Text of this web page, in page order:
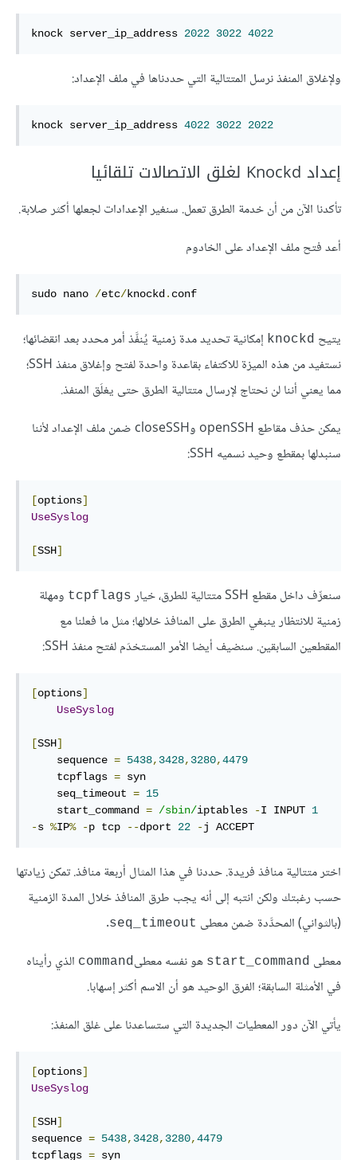
knock server_ip_address 2022 3022 4022
ولإغلاق المنفذ نرسل المتتالية التي حددناها في ملف الإعداد:
knock server_ip_address 4022 3022 2022
إعداد Knockd لغلق الاتصالات تلقائيا
تأكدنا الآن من أن خدمة الطرق تعمل. سنغير الإعدادات لجعلها أكثر صلابة.
أعد فتح ملف الإعداد على الخادوم
sudo nano /etc/knockd. conf
يتيح knockd إمكانية تحديد مدة زمنية يُنفَّذ أمر محدد بعد انقضائها؛
نستفيد من هذه الميزة للاكتفاء بقاعدة واحدة لفتح وإغلاق منفذ SSH؛
مما يعني أننا لن نحتاج لإرسال متتالية الطرق حتى يغلَق المنفذ.
يمكن حذف مقاطع openSSH وcloseSSH ضمن ملف الإعداد لأننا
سنبدلها بمقطع وحيد نسميه SSH:
[options]
UseSyslog
[SSH]
سنعرِّف داخل مقطع SSH متتالية للطرق، خيار tcpflags ومهلة
زمنية للانتظار ينبغي الطرق على المنافذ خلالها؛ مثل ما فعلنا مع
المقطعين السابقين. سنضيف أيضا الأمر المستخدَم لفتح منفذ SSH:
[options]
UseSyslog
[SSH]
    sequence
= 5438, 3428, 3280,4479
    tcpflags
= syn
    seq_timeout
= 15
    start_command
= /sbin/iptables -I INPUT 1
-s %IP% -p tcp --dport 22 -j ACCEPT
اختر متتالية منافذ فريدة. حددنا في هذا المثال أربعة منافذ. تمكن زيادتها
حسب رغبتك ولكن انتبه إلى أنه يجب طرق المنافذ خلال المدة الزمنية
(بالثواني) المحدَّدة ضمن معطى seq_timeout
.
معطى start_command هو نفسه معطىcommand الذي رأيناه
في الأمثلة السابقة؛ الفرق الوحيد هو أن الاسم أكثر إسهابا.
يأتي الآن دور المعطيات الجديدة التي ستساعدنا على غلق المنفذ:
[options]
UseSyslog
[SSH]
sequence = 5438, 3428, 3280,4479
tcpflags = syn